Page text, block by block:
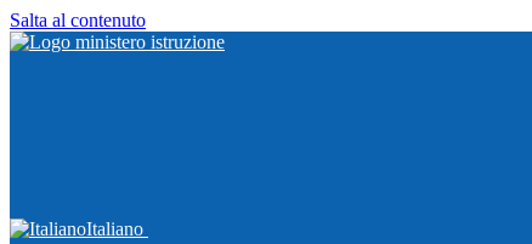
Salta al contenuto
Italiano